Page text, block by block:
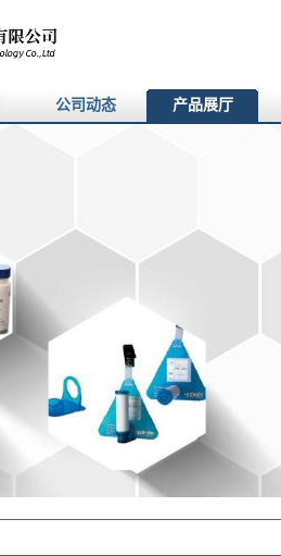
公司动态 产品展厅